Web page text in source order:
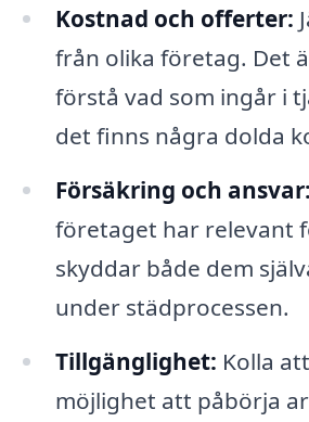
Kostnad och offerter:
från olika företag. Det
förstå vad som ingår i
det finns några dolda
Försäkring och ansvar:
företaget har relevant
skyddar både dem
under städprocessen.
Tillgänglighet: Kolla
möjlighet att påbörja